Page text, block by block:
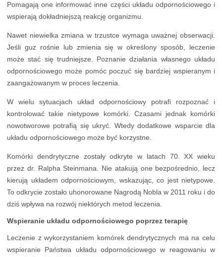
Pomagają one informować inne części układu odpornościowego i
wspierają dokładniejszą reakcję organizmu.
Nawet niewielka zmiana w trzustce wymaga uważnej obserwacji.
Jeśli guz rośnie lub zmienia się w określony sposób, leczenie
może stać się trudniejsze. Poznanie działania własnego układu
odpornościowego może pomóc poczuć się bardziej wspieranym i
zaangażowanym w proces leczenia.
W wielu sytuacjach układ odpornościowy potrafi rozpoznać i
kontrolować takie nietypowe komórki. Czasami jednak komórki
nowotworowe potrafią się ukryć. Wtedy dodatkowe wsparcie dla
układu odpornościowego może być korzystne.
Komórki dendrytyczne zostały odkryte w latach 70. XX wieku
przez dr. Ralpha Steinmana. Nie atakują one bezpośrednio, lecz
kierują układem odpornościowym, wskazując, co jest nietypowe.
To odkrycie zostało uhonorowane Nagrodą Nobla w 2011 roku i do
dziś wpływa na rozwój niektórych metod leczenia.
Wspieranie układu odpornościowego poprzez terapię
Leczenie z wykorzystaniem komórek dendrytycznych ma na celu
wspieranie Państwa układu odpornościowego w reagowaniu w